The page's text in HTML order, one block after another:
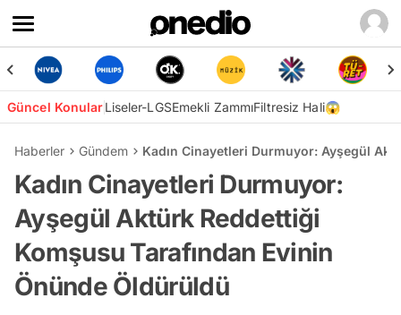
Güncel KonularLiseler-LGSEmekli ZammıFiltresiz Hali😱
Haberler Gündem Kadın Cinayetleri Durmuyor: Ayşegül
Kadın Cinayetleri Durmuyor:
Ayşegül Aktürk Reddettiği
Komşusu Tarafından Evinin
Önünde Öldürüldü